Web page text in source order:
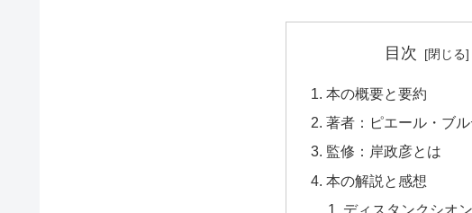
目次
本の概要と要約
著者：ピエール・ブ
監修：岸政彦とは
本の解説と感想
ディスタンクシオン